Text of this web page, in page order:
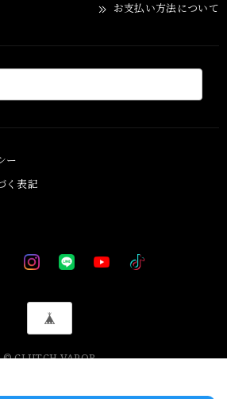
お支払い方法について
ー
く表記
© CLUTCH VAPOR